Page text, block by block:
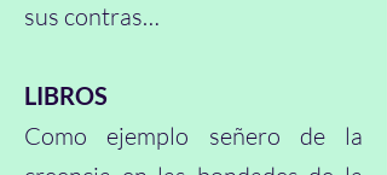
sus contras…
LIBROS
Como ejemplo señero de la